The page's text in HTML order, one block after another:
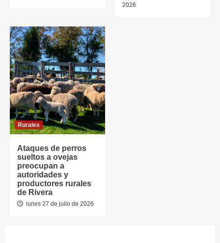
2026
Rurales
Ataques de perros
sueltos a ovejas
preocupan a
autoridades y
productores rurales
de Rivera
lunes 27 de julio de 2026